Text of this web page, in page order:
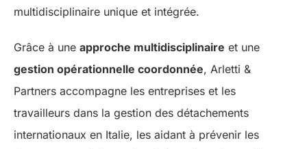
multidisciplinaire unique et intégrée.
Grâce à une approche multidisciplinaire et une
gestion opérationnelle coordonnée, Arletti &
Partners accompagne les entreprises et les
travailleurs dans la gestion des détachements
internationaux en Italie, les aidant à prévenir les